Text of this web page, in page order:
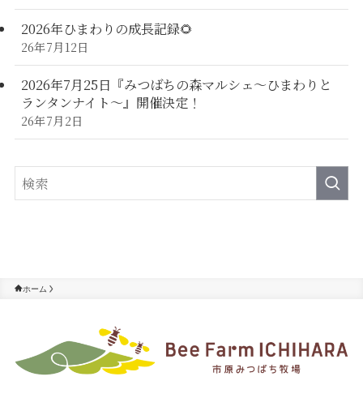
2026年ひまわりの成長記録🌻
26年7月12日
2026年7月25日『みつばちの森マルシェ～ひまわりと
ランタンナイト～』開催決定！
26年7月2日
ホーム